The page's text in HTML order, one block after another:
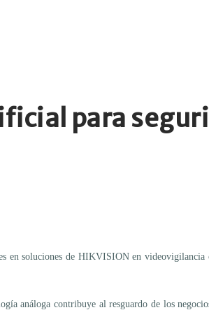
para
soluciones de HIKVISION en
análoga contribuye al resguardo de los